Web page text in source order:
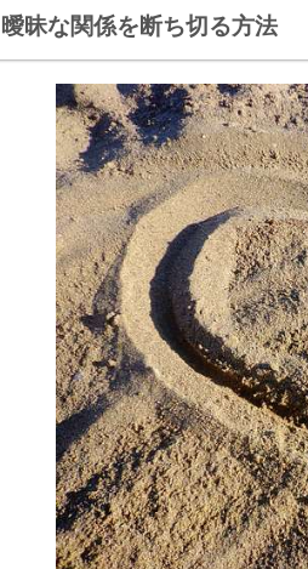
曖昧な関係を断ち切る方法